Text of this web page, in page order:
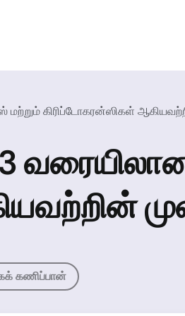
கிரிப்டோகரன்ஸிகள்
கணிப்பான்